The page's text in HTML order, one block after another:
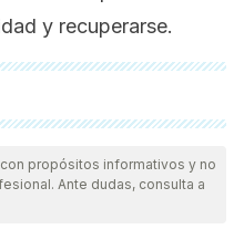
y recuperarse.
revisadas a profundidad por
calidad, confiabilidad,
de este artículo fue
propósitos informativos y no
Ante dudas, consulta a